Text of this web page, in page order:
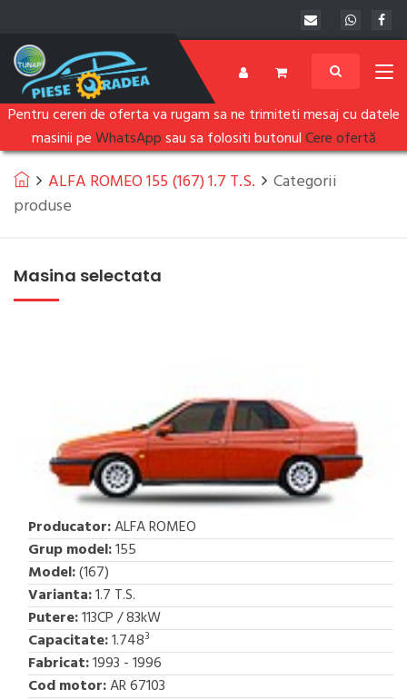
Pentru cereri de oferta va rugam sa ne trimiteti mesaj cu datele
masinii peWhatsAppsau sa folositi butonulCere ofertă
ALFA ROMEO 155 (167) 1.7 T.S.
Categorii
produse
Masina selectata
Producator:ALFA ROMEO
Grup model:155
Model:(167)
Varianta:1.7 T.S.
Putere:113CP / 83kW
Capacitate:1.7483
Fabricat:1993 - 1996
Cod motor:AR 67103